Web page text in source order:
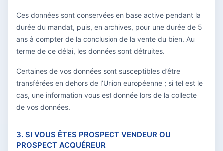
Ces données sont conservées en base active pendant la
durée du mandat, puis, en archives, pour une durée de 5
ans à compter de la conclusion de la vente du bien. Au
terme de ce délai, les données sont détruites.
Certaines de vos données sont susceptibles d’être
transférées en dehors de l’Union européenne ; si tel est le
cas, une information vous est donnée lors de la collecte
de vos données.
3. SI VOUS ÊTES PROSPECT VENDEUR OU
PROSPECT ACQUÉREUR